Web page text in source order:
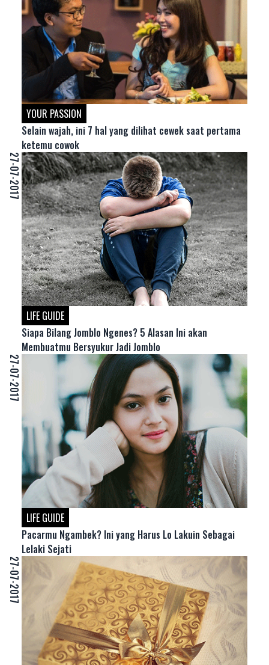
YOUR PASSION
Selain wajah, ini 7 hal yang dilihat cewek saat pertama
ketemu cowok
27-07-2017
LIFE GUIDE
Siapa Bilang Jomblo Ngenes? 5 Alasan Ini akan
Membuatmu Bersyukur Jadi Jomblo
27-07-2017
LIFE GUIDE
Pacarmu Ngambek? Ini yang Harus Lo Lakuin Sebagai
Lelaki Sejati
27-07-2017